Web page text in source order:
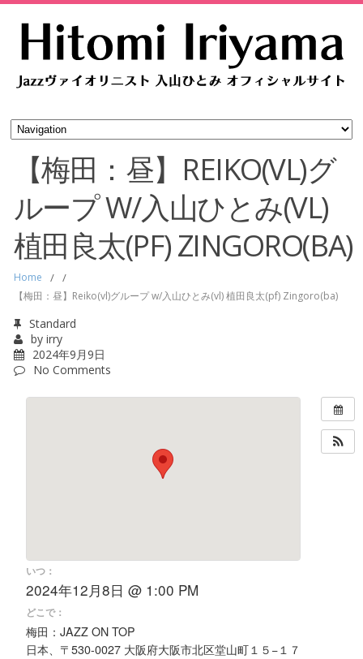
【梅田：昼】REIKO(VL)グ
ループ W/入山ひとみ(VL)
植田良太(PF) ZINGORO(BA)
Home / /
【梅田：昼】Reiko(vl)グループ w/入山ひとみ(vl) 植田良太(pf) Zingoro(ba)
Standard
by irry
2024年9月9日
No Comments
いつ：
2024年12月8日 @ 1:00 PM
どこで：
梅田：JAZZ ON TOP
日本、〒530-0027 大阪府大阪市北区堂山町１５−１７